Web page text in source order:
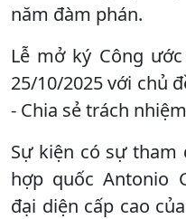
năm đàm phán.
Lễ mở ký Công
25/10/2025 với chủ
- Chia sẻ trách
Sự kiện có sự tham
hợp quốc Antonio
đại diện cấp cao